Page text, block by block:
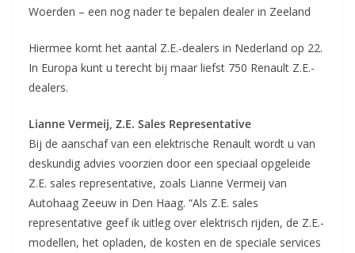
Woerden – een nog nader te bepalen dealer in Zeeland
Hiermee komt het aantal Z.E.-dealers in Nederland op 22.
In Europa kunt u terecht bij maar liefst 750 Renault Z.E.-
dealers.
Lianne Vermeij, Z.E. Sales Representative
Bij de aanschaf van een elektrische Renault wordt u van
deskundig advies voorzien door een speciaal opgeleide
Z.E. sales representative, zoals Lianne Vermeij van
Autohaag Zeeuw in Den Haag. “Als Z.E. sales
representative geef ik uitleg over elektrisch rijden, de Z.E.-
modellen, het opladen, de kosten en de speciale services